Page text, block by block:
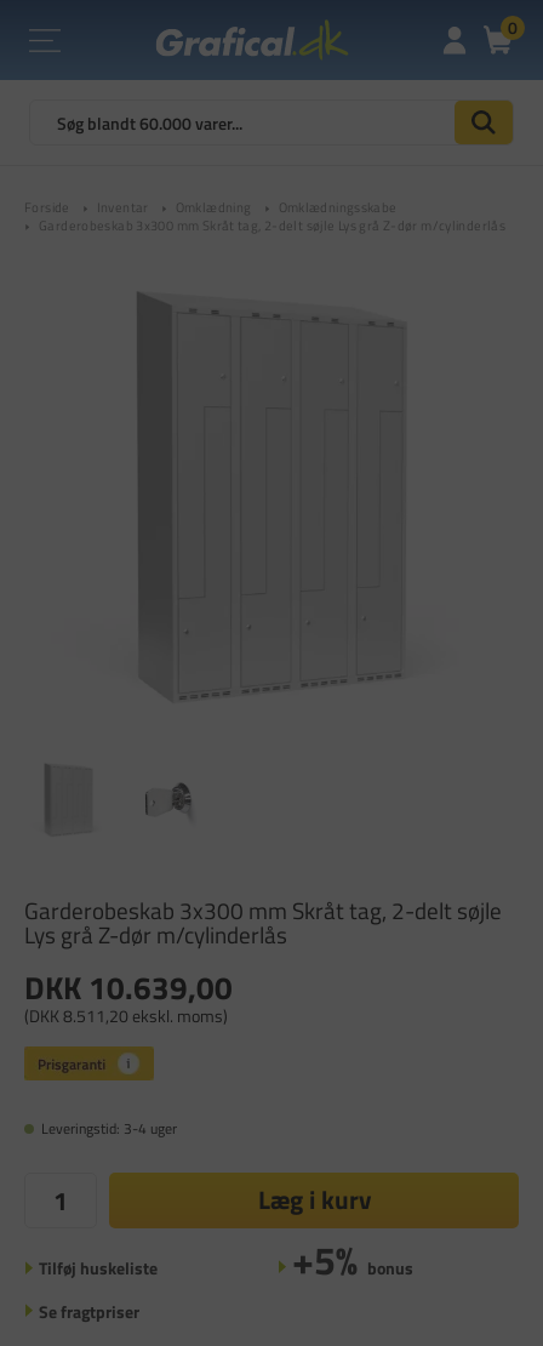
0
Forside Inventar Omklædning
Omklædningsskabe
Garderobeskab 3x300 mm Skråt tag, 2-delt søjle Lys grå Z-dør m/cylinderlås
Garderobeskab 3x300 mm Skråt tag, 2-delt søjle
Lys grå Z-dør m/cylinderlås
DKK 10.639,00
(DKK 8.511,20 ekskl. moms)
Leveringstid: 3-4 uger
Læg i kurv
Tilføj huskeliste +5% bonus
Se fragtpriser